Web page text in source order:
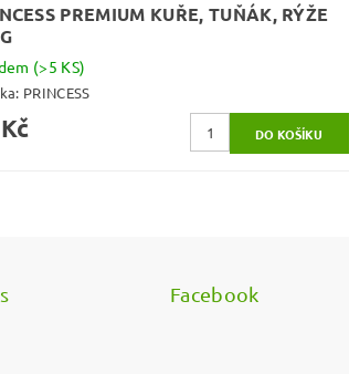
PREMIUM KUŘE, TUŇÁK, RÝŽE
(>5 KS)
PRINCESS
Facebook